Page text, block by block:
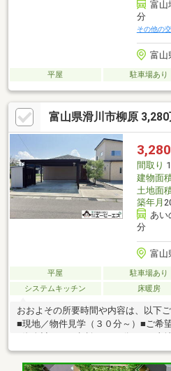
富山
分
その他の
富山
平屋 駐車場あり
富山県滑川市柳原
3,280
間取り
建物面
土地面
築年月
あい
分
富山
平屋 駐車場あり
システムキッチン
床暖房
おおよその所要時間や内容は、以下
■現地／物件見学（３０分～）■ご希
のご相談（３０分～）■会社の強み
お持ちの方のお住み替えのご相談（